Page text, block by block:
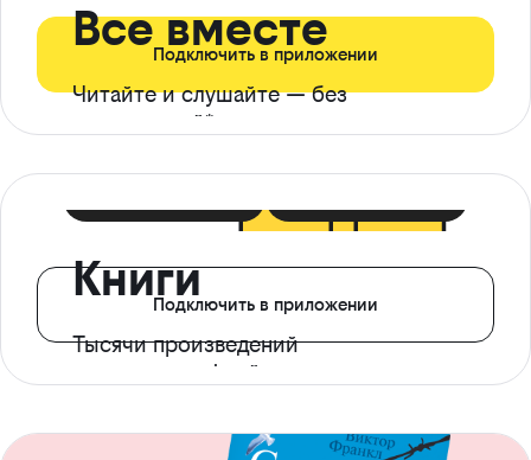
Все вместе
Читайте и слушайте — без
ограничений*
Подключить в приложении
Книги
Тысячи произведений
с доступом офлайн
Подключить в приложении